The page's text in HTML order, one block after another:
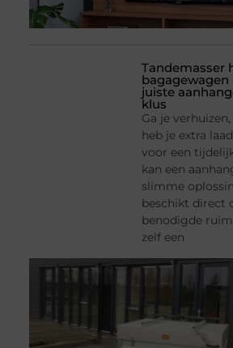
Tandemasser
bagagewagen
juiste
klus
Ga je
heb je extra
voor een
kan een
slimme
beschikt direct
benodigde
zelf een